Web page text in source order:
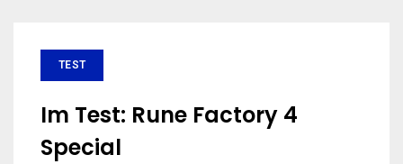
TEST
Im Test: Rune Factory 4
Special